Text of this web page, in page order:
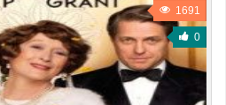
1691
0